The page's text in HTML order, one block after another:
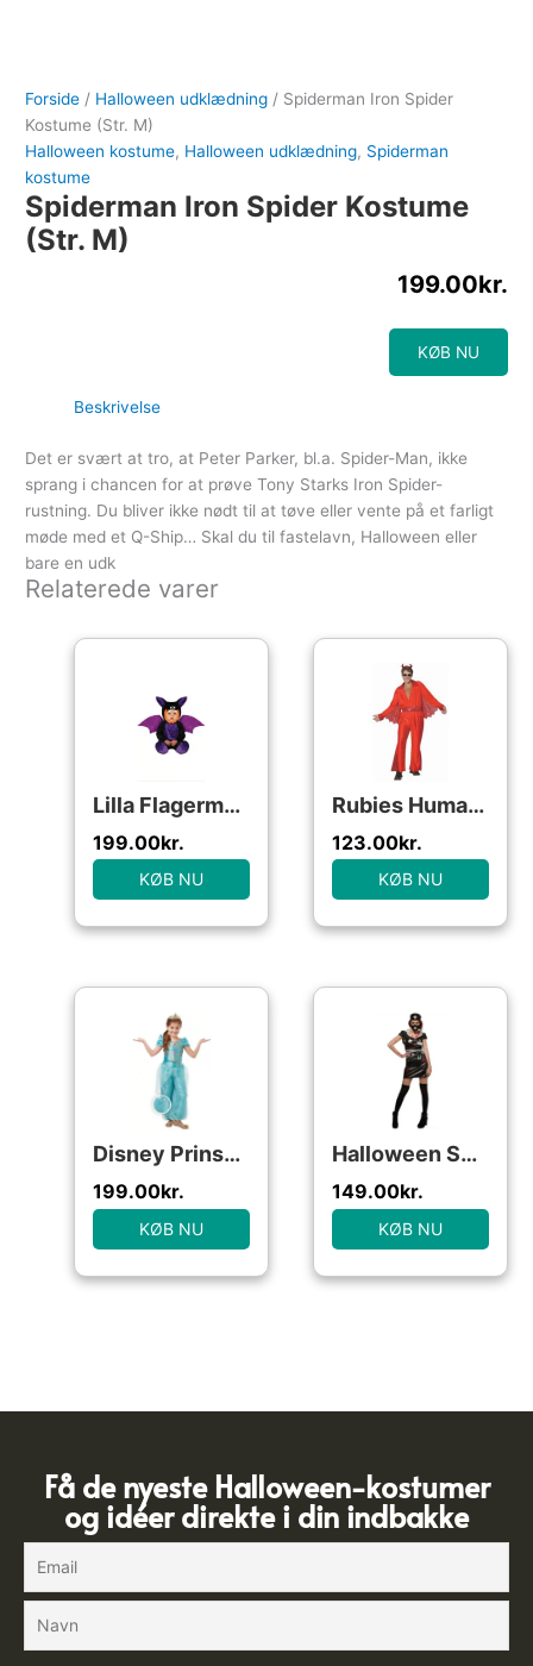
Forside / Halloween udklædning / Spiderman Iron Spider
Kostume (Str. M)
Halloween kostume, Halloween udklædning, Spiderman
kostume
Spiderman Iron Spider Kostume
(Str. M)
199.00kr.
KØB NU
Beskrivelse
Det er svært at tro, at Peter Parker, bl.a. Spider-Man, ikke
sprang i chancen for at prøve Tony Starks Iron Spider-
rustning. Du bliver ikke nødt til at tøve eller vente på et farligt
møde med et Q-Ship… Skal du til fastelavn, Halloween eller
bare en udk
Relaterede varer
Lilla Flagermus Babykostume
199.00kr.
KØB NU
Rubies Humatt Perkins Hellvis
123.00kr.
KØB NU
Disney Prinsesse Jasmin Kostume (Str. 104/S)
199.00kr.
KØB NU
Halloween Sygeplejeske Kjole
149.00kr.
KØB NU
Få de nyeste Halloween-kostumer
og idéer direkte i din indbakke